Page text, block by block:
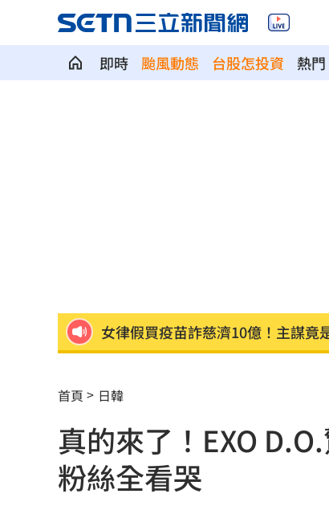
即時 颱風動態 台股怎投資 熱門
白海豚逼近「會發陸警」？氣象署
談中聯風波 蘇南維:靠近選舉怎麼講
路邊長樹藤釀禍！騎士慘勾摔車「
每投1元創1.8倍影響 凱基金永續布
首頁 日韓
真的來了！EXO
粉絲全看哭